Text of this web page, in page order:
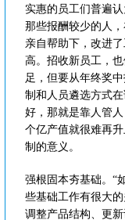
实惠的员工们普遍
那些报酬较少的人
亲自帮助下，改进
高。招收新员工，
足，但要从年终奖
制和人员遴选方式
好，那就是靠人管
个亿产值就很难再
制的意义。
强根固本夯基础。“
些基础工作有很大
调整产品结构、更